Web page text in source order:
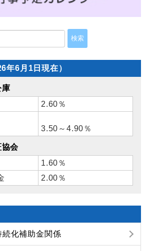
年6月1日現在）
庫
2.60％
3.50～4.90％
協会
1.60％
2.00％
化補助金関係